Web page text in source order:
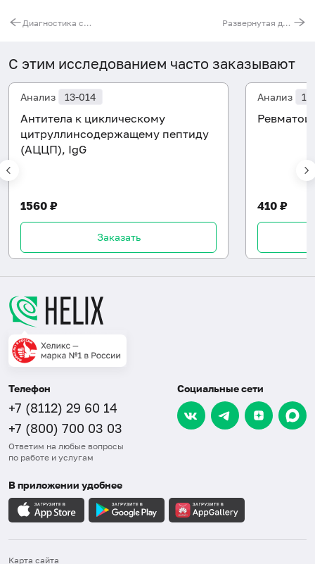
Диагностика системной красной волчанки Развернутая диагностика антифосфолипидного синдрома (АФС)
С этим исследованием часто заказывают
Анализ 13-014
Антитела к циклическому
цитруллинсодержащему пептиду
(АЦЦП), IgG
1560 ₽
Заказать
Анализ
410 ₽
Телефон
+7 (8112) 29 60 14
+7 (800) 700 03 03
Ответим на любые вопросы
по работе и услугам
Социальные сети
В приложении удобнее
Карта сайта